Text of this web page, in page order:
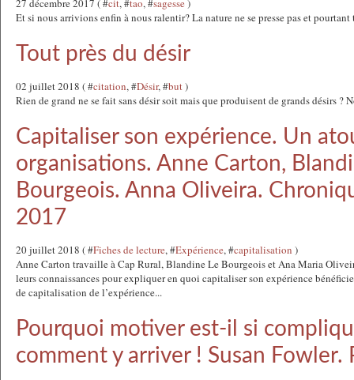
27 décembre 2017 ( #cit, #tao, #sagesse)
Et si nous arrivions enfin à nous ralentir? La nature ne se presse pas et
Tout près du désir
02 juillet 2018 ( #citation, #Désir, #but)
Rien de grand ne se fait sans désir soit mais que produisent de grands désirs ?
Capitaliser son expérience. Un
organisations. Anne Carton,
Bourgeois. Anna Oliveira.
2017
20 juillet 2018 ( #Fiches de lecture, #Expérience, #capitalisation )
Anne Carton travaille à Cap Rural, Blandine Le Bourgeois et Ana Maria
leurs connaissances pour expliquer en quoi capitaliser son expérience
de capitalisation de l’expérience...
Pourquoi motiver est-il si
comment y arriver ! Susan Fowler.